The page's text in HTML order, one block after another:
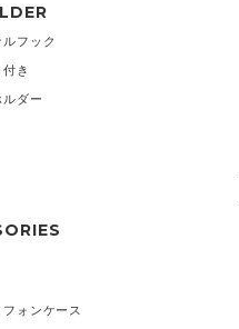
フック
き
ダー
ォンケース